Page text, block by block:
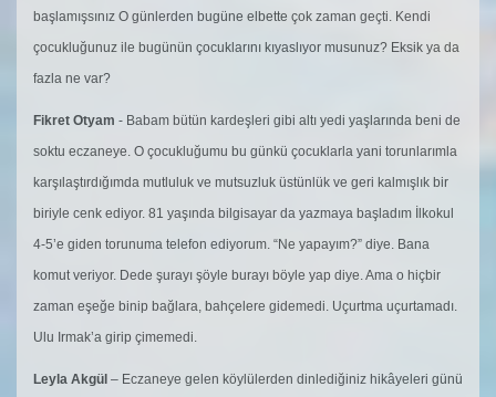
başlamışsınız O günlerden bugüne elbette çok zaman geçti. Kendi
çocukluğunuz ile bugünün çocuklarını kıyaslıyor musunuz? Eksik ya da
fazla ne var?
Fikret Otyam - Babam bütün kardeşleri gibi altı yedi yaşlarında beni de
soktu eczaneye. O çocukluğumu bu günkü çocuklarla yani torunlarımla
karşılaştırdığımda mutluluk ve mutsuzluk üstünlük ve geri kalmışlık bir
biriyle cenk ediyor. 81 yaşında bilgisayar da yazmaya başladım İlkokul
4-5’e giden torunuma telefon ediyorum. “Ne yapayım?” diye. Bana
komut veriyor. Dede şurayı şöyle burayı böyle yap diye. Ama o hiçbir
zaman eşeğe binip bağlara, bahçelere gidemedi. Uçurtma uçurtamadı.
Ulu Irmak’a girip çimemedi.
Leyla Akgül – Eczaneye gelen köylülerden dinlediğiniz hikâyeleri günü